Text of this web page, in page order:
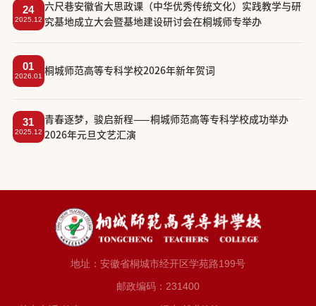
24
2025.12
六尺巷安徽省大思政课（中华优秀传统文化）实践教学与研
究基地成立大会暨基地建设研讨会在桐城师专举办
01
2026.01 ​桐城师范高等专科学校2026年新年贺词
31
2025.12
​青春逐梦，骏启新程——桐城师范高等专科学校成功举办
2026年元旦文艺汇演
地址：安徽省桐城市经开区学苑路199号
邮政编码：231400